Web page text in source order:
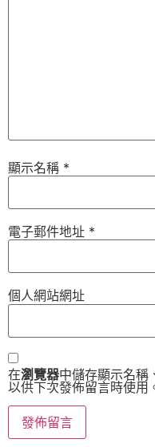
顯示名稱 *
電子郵件地址 *
個人網站網址
在瀏覽器中儲存顯示名稱
以供下次發佈留言時使用